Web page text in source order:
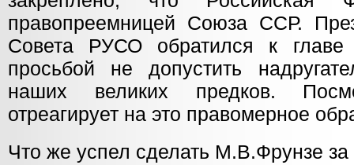
правопреемницей Союза ССР.
Совета РУСО обратился к
просьбой не допустить
наших великих предков.
отреагирует на это правомерное
Что же успел сделать М.В.Фрунзе за